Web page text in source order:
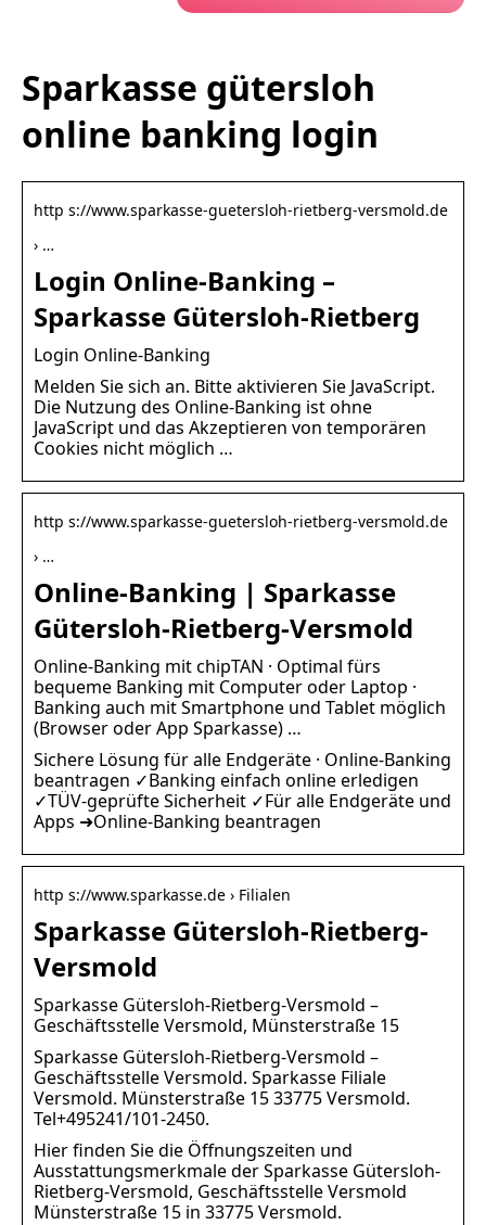
Sparkasse gütersloh
online banking login
http s://www.sparkasse-guetersloh-rietberg-versmold.de
› …
Login Online-Banking –
Sparkasse Gütersloh-Rietberg
Login Online-Banking
Melden Sie sich an. Bitte aktivieren Sie JavaScript.
Die Nutzung des Online-Banking ist ohne
JavaScript und das Akzeptieren von temporären
Cookies nicht möglich …
http s://www.sparkasse-guetersloh-rietberg-versmold.de
› …
Online-Banking | Sparkasse
Gütersloh-Rietberg-Versmold
Online-Banking mit chipTAN · Optimal fürs
bequeme Banking mit Computer oder Laptop ·
Banking auch mit Smartphone und Tablet möglich
(Browser oder App Sparkasse) …
Sichere Lösung für alle Endgeräte · Online-Banking
beantragen ✓Banking einfach online erledigen
✓TÜV-geprüfte Sicherheit ✓Für alle Endgeräte und
Apps ➜Online-Banking beantragen
http s://www.sparkasse.de › Filialen
Sparkasse Gütersloh-Rietberg-
Versmold
Sparkasse Gütersloh-Rietberg-Versmold –
Geschäftsstelle Versmold, Münsterstraße 15
Sparkasse Gütersloh-Rietberg-Versmold –
Geschäftsstelle Versmold. Sparkasse Filiale
Versmold. Münsterstraße 15 33775 Versmold.
Tel+495241/101-2450.
Hier finden Sie die Öffnungszeiten und
Ausstattungsmerkmale der Sparkasse Gütersloh-
Rietberg-Versmold, Geschäftsstelle Versmold
Münsterstraße 15 in 33775 Versmold.